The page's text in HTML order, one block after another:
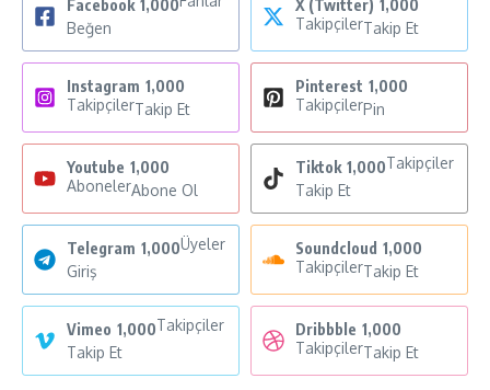
Facebook 1,000
Beğen
X (Twitter) 1,000
TakipçilerTakip Et
Instagram 1,000
TakipçilerTakip Et
Pinterest 1,000
TakipçilerPin
Youtube 1,000
AbonelerAbone Ol
Tiktok 1,000Takipçiler
Takip Et
Telegram 1,000Üyeler
Giriş
Soundcloud 1,000
TakipçilerTakip Et
Vimeo 1,000Takipçiler
Takip Et
Dribbble 1,000
TakipçilerTakip Et